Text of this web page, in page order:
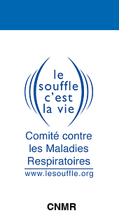
CNMR